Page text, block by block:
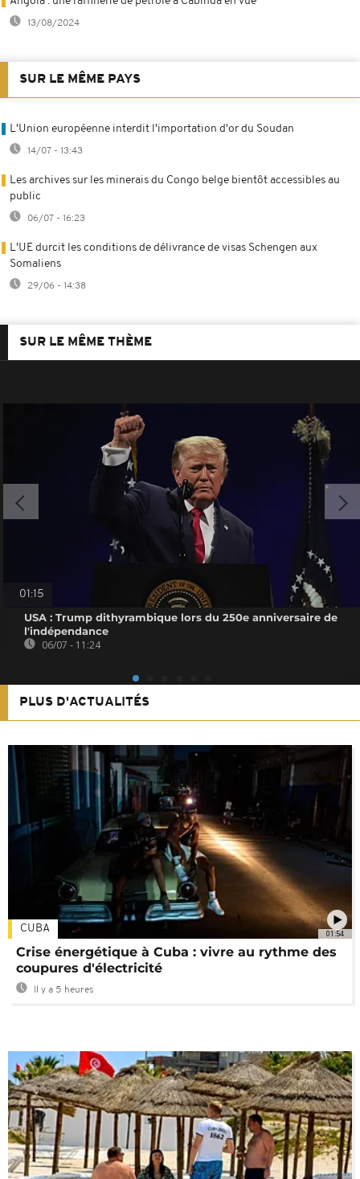
13/08/2024
SUR LE MÊME PAYS
L'Union européenne interdit l'importation d'or du Soudan
14/07 - 13:43
Les archives sur les minerais du Congo belge bientôt accessibles au
public
06/07 - 16:23
L'UE durcit les conditions de délivrance de visas Schengen aux
Somaliens
29/06 - 14:38
SUR LE MÊME THÈME
01:15
USA : Trump dithyrambique lors du 250e anniversaire de
l'indépendance
06/07 - 11:24
PLUS D'ACTUALITÉS
01:54
CUBA
Crise énergétique à Cuba : vivre au rythme des
coupures d'électricité
Il y a 5 heures